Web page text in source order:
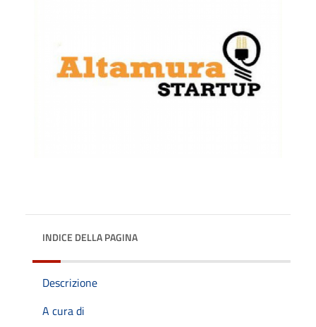
INDICE DELLA PAGINA
Descrizione
A cura di